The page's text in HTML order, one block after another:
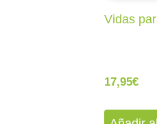
Vidas
17,95€